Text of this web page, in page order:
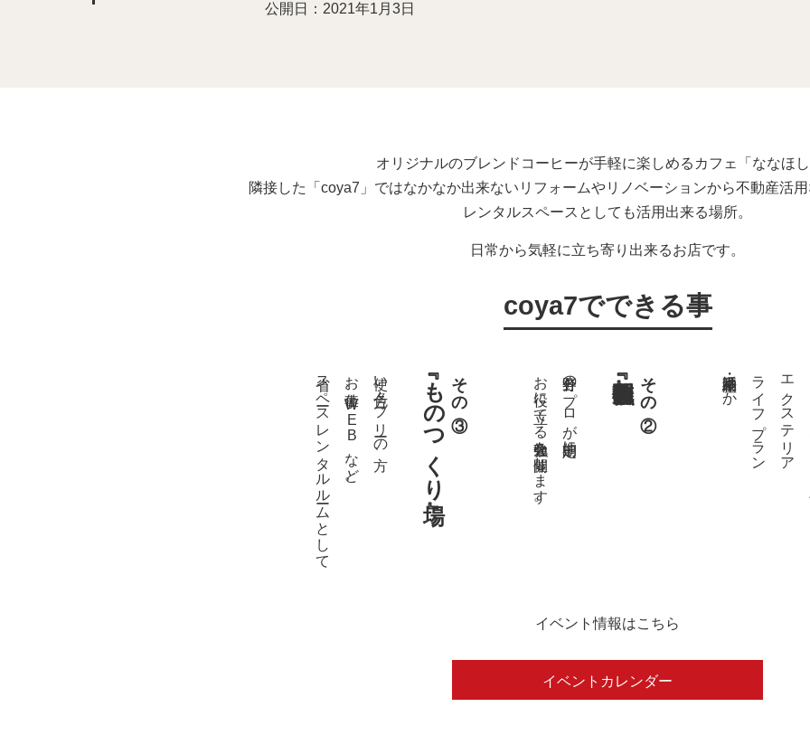
公開日：2021年1月3日
オリジナルのブレンドコーヒーが手軽に楽しめるカフェ「ななほし
隣接した「coya7」ではなかなか出来ないリフォームやリノベーションから不動産活用
レンタルスペースとしても活用出来る場所。
日常から気軽に立ち寄り出来るお店です。
coya7でできる事
エクステリア
ライフプラン
不動産・相続ほか
その②
各分野のプロが定期的に
お役に立てる勉強会を開催します。
その③
『ものつくり場』
使い方色々。フリーの方、
お仕事、WEBなど。
省スペースレンタルルームとして
イベント情報はこちら
イベントカレンダー